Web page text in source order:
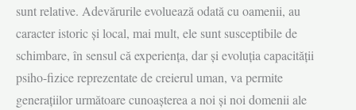
sunt relative. Ade­vărurile evoluează odată cu oamenii, au
caracter istoric şi local, mai mult, ele sunt susceptibile de
schimbare, în sensul că experienţa, dar şi evoluţia capacităţii
psiho-fizice reprezentate de creierul uman, va permite
generaţiilor următoare cunoaşterea a noi şi noi domenii ale